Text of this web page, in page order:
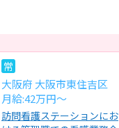
常
大阪府 大阪市東住吉区
月給:42万円～
訪問看護ステーションにお